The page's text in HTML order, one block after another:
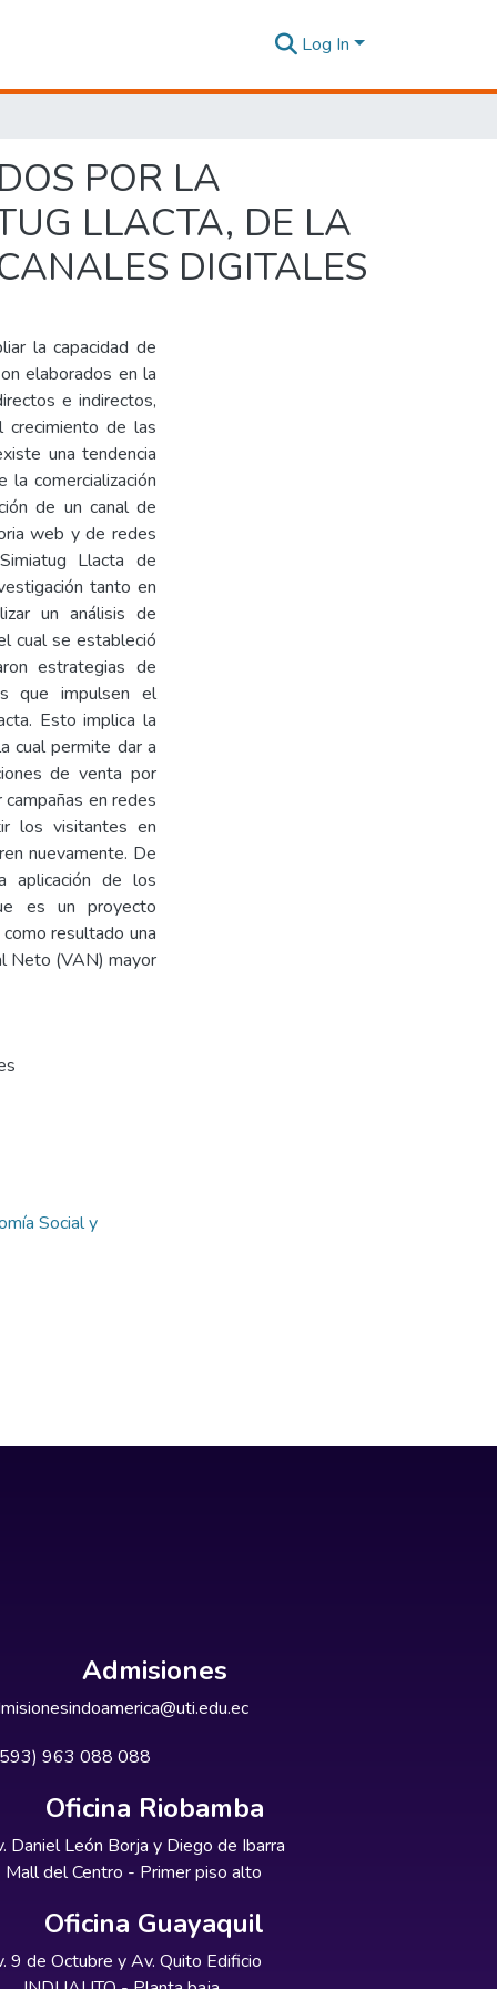
Log In
POR LA
LLACTA, DE LA
DIGITALES
la capacidad de
elaborados en la
e indirectos,
crecimiento de las
una tendencia
comercialización
de un canal de
web y de redes
Llacta de
tanto en
un análisis de
cual se estableció
estrategias de
que impulsen el
Esto implica la
cual permite dar a
de venta por
en redes
los visitantes en
nuevamente. De
aplicación de los
es un proyecto
resultado una
Neto (VAN) mayor
Social y
Admisiones
963 088 088
Oficina Riobamba
Daniel León Borja y Diego de Ibarra
Mall del Centro - Primer piso alto
Oficina Guayaquil
9 de Octubre y Av. Quito Edificio